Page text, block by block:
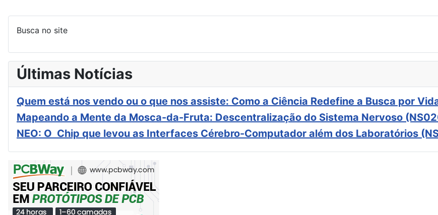
Busca no site
Últimas Notícias
Quem está nos vendo ou o que nos assiste: Como a Ciência Redefine a Busca por
Mapeando a Mente da Mosca-da-Fruta: Descentralização do Sistema Nervoso
NEO: O Chip que levou as Interfaces Cérebro-Computador além dos Laboratórios